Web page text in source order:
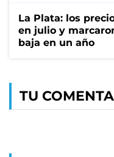
La Plata: los
en julio y
baja en un año
TU